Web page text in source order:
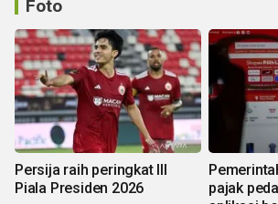
Foto
Persija raih peringkat III
Piala Presiden 2026
pajak